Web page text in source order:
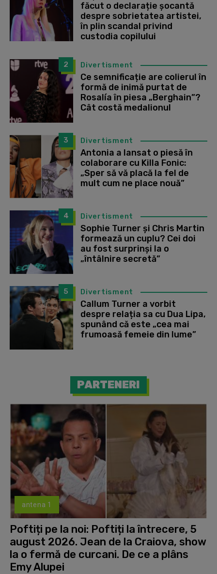
făcut o declarație șocantă
despre sobrietatea artistei,
în plin scandal privind
custodia copilului
2 Divertisment
Ce semnificație are colierul în
formă de inimă purtat de
Rosalía în piesa „Berghain”?
Cât costă medalionul
3 Divertisment
Antonia a lansat o piesă în
colaborare cu Killa Fonic:
„Sper să vă placă la fel de
mult cum ne place nouă”
4 Divertisment
Sophie Turner și Chris Martin
formează un cuplu? Cei doi
au fost surprinși la o
„întâlnire secretă”
5 Divertisment
Callum Turner a vorbit
despre relația sa cu Dua Lipa,
spunând că este „cea mai
frumoasă femeie din lume”
PARTENERI
antena 1
Poftiți pe la noi: Poftiți la întrecere, 5
august 2026. Jean de la Craiova, show
la o fermă de curcani. De ce a plâns
Emy Alupei